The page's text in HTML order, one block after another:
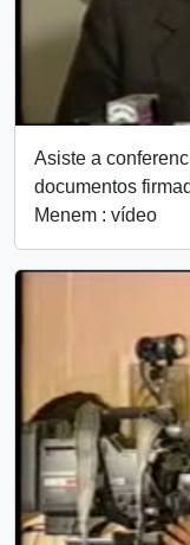
Asiste a
documentos
Menem : vídeo